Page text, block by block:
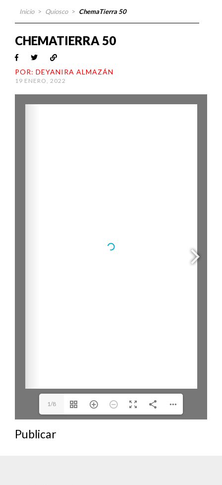
Inicio > Quiosco > ChemaTierra 50
CHEMATIERRA 50
POR: DEYANIRA ALMAZÁN
19 ENERO, 2022
1/8
Publicar